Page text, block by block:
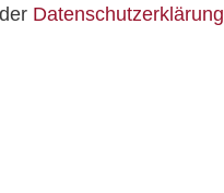
Datenschutzerklärung